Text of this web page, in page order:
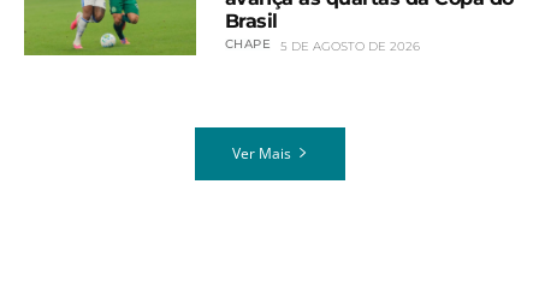
Brasil
CHAPE 5 DE AGOSTO DE 2026
Ver Mais